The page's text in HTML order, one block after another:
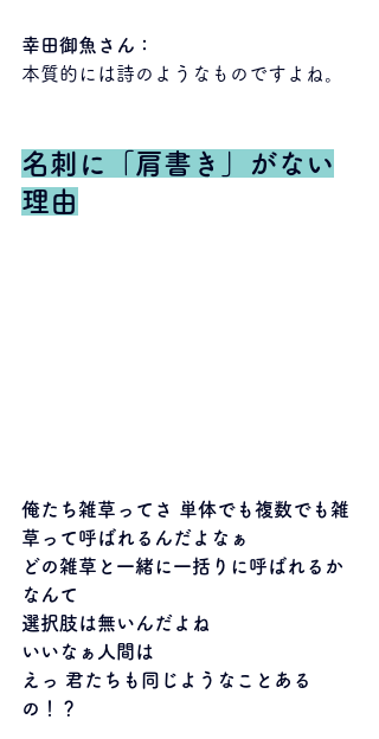
幸田御魚さん：
本質的には詩のようなものですよね。
名刺に「肩書き」がない
理由
俺たち雑草ってさ 単体でも複数でも雑
草って呼ばれるんだよなぁ
どの雑草と一緒に一括りに呼ばれるか
なんて
選択肢は無いんだよね
いいなぁ人間は
えっ 君たちも同じようなことある
の！？